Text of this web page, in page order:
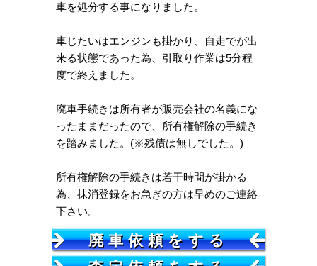
車を処分する事になりました。
車じたいはエンジンも掛かり、自走でが出
来る状態であった為、引取り作業は5分程
度で終えました。
廃車手続きは所有者が販売会社の名義にな
ったままだったので、所有権解除の手続き
を踏みました。(※残債は無しでした。)
所有権解除の手続きは若干時間が掛かる
為、抹消登録をお急ぎの方は早めのご連絡
下さい。
廃車依頼をする